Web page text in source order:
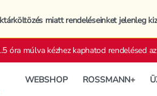
miatt rendeléseinket jelenleg
óra múlva kézhez kaphatod rendelésed az
WEBSHOP ROSSMANN+